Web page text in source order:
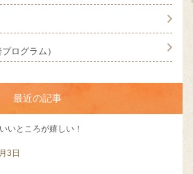
ログラム）
最近の記事
いところが嬉しい！
3日